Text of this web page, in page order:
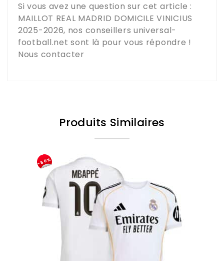
Si vous avez une question sur cet article :
MAILLOT REAL MADRID DOMICILE VINICIUS
2025-2026, nos conseillers universal-
football.net sont là pour vous répondre !
Nous contacter
Produits Similaires
-50%